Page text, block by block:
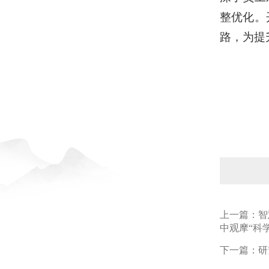
整优化。
路，为提
上一篇：
中观摩“科
下一篇：